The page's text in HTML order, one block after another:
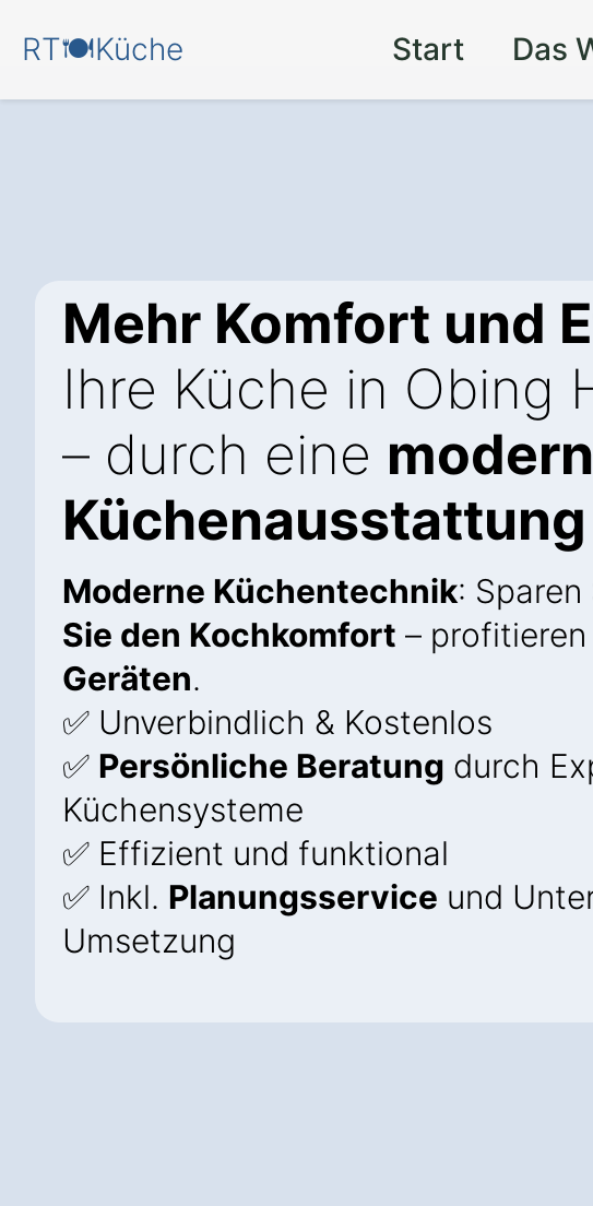
RT🍽️Küche Start Das
Mehr Komfort und
Ihre Küche in Obing
– durch eine
Küchenausstattung
Moderne Küchentechnik:
Sie den Kochkomfort – profitieren
Geräten.
✅ Unverbindlich & Kostenlos
✅ Persönliche Beratung durch
Küchensysteme
✅ Effizient und funktional
✅ Inkl. Planungsservice und
Umsetzung